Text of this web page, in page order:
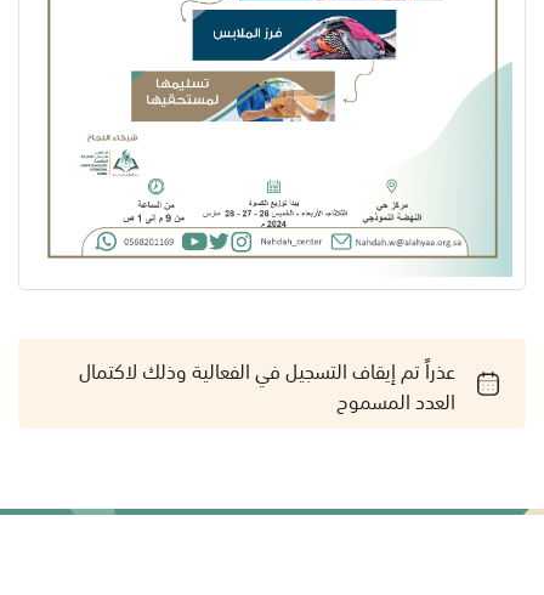
عذراً تم إيقاف التسجيل في الفعالية وذلك لاكتمال
العدد المسموح